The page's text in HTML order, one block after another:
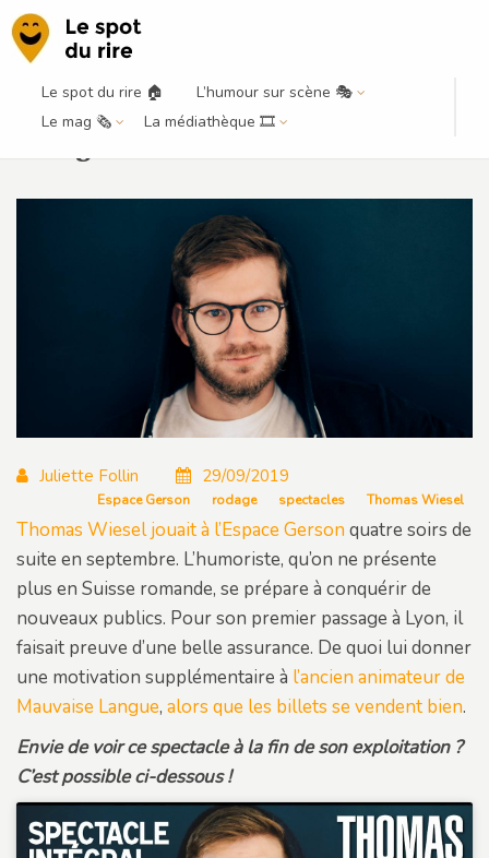
Le spot du rire 🏠
L’humour sur scène 🎭
Le mag 🗞️
La médiathèque 🎞️
Thomas Wiesel à l’Espace Gerson :
Juliette Follin 29/09/2019
Espace Gerson rodage spectacles Thomas Wiesel
Thomas Wiesel jouait à l’Espace Gerson quatre soirs de
suite en septembre. L’humoriste, qu’on ne présente
plus en Suisse romande, se prépare à conquérir de
nouveaux publics. Pour son premier passage à Lyon, il
faisait preuve d’une belle assurance. De quoi lui donner
une motivation supplémentaire à l’ancien animateur de
Mauvaise Langue, alors que les billets se vendent bien.
Envie de voir ce spectacle à la fin de son exploitation ?
C’est possible ci-dessous !